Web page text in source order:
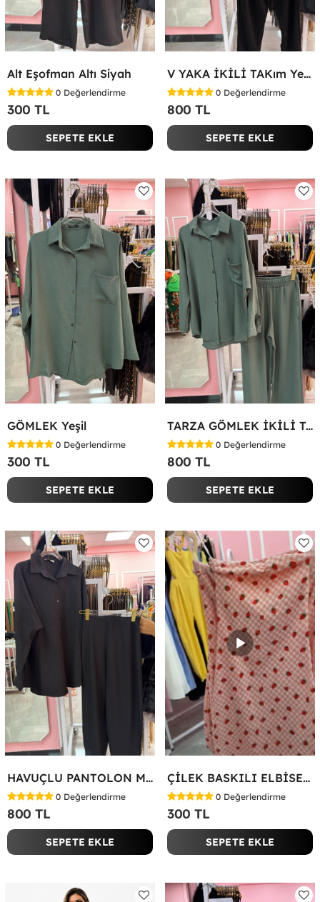
Alt Eşofman Altı Siyah
0 Değerlendirme
300 TL
SEPETE EKLE
V YAKA İKİLİ TAKım Yeşil
0 Değerlendirme
800 TL
SEPETE EKLE
GÖMLEK Yeşil
0 Değerlendirme
300 TL
SEPETE EKLE
TARZA GÖMLEK İKİLİ TAKIM KOT KUMAŞ Yeşil
0 Değerlendirme
800 TL
SEPETE EKLE
HAVUÇLU PANTOLON MİYASE TAKIM Siyah
0 Değerlendirme
800 TL
SEPETE EKLE
ÇİLEK BASKILI ELBİSE Bej
0 Değerlendirme
300 TL
SEPETE EKLE